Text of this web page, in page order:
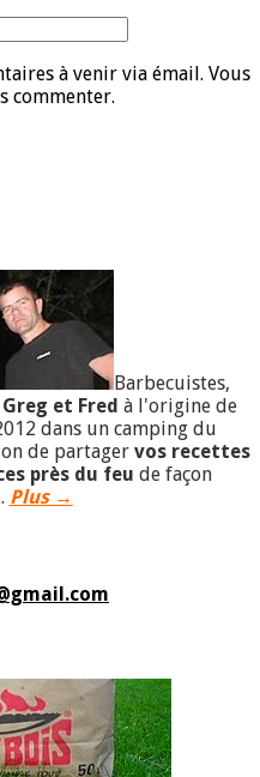
à venir via émail. Vous
commenter.
Barbecuistes,
Greg et Fred à l'origine de
dans un camping du
de partager vos recettes
près du feu de façon
Plus →